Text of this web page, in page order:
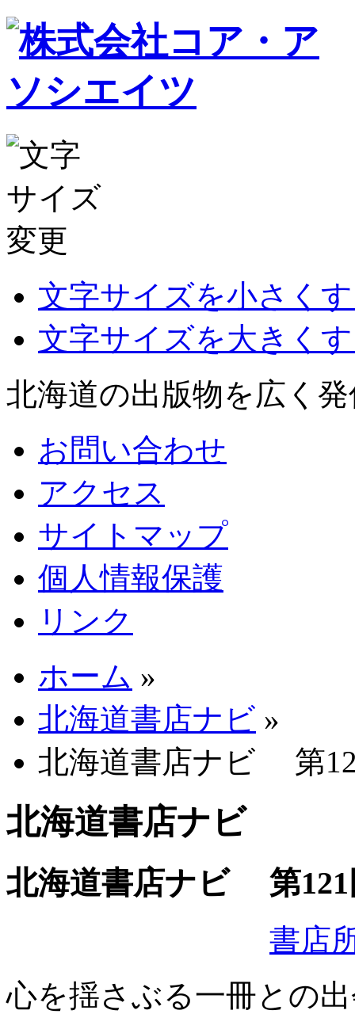
文字サイズを小さく
文字サイズを大きく
北海道の出版物を広く
お問い合わせ
アクセス
サイトマップ
個人情報保護
リンク
ホーム »
北海道書店ナビ »
北海道書店ナビ 第
北海道書店ナビ
北海道書店ナビ 第
書店
心を揺さぶる一冊との